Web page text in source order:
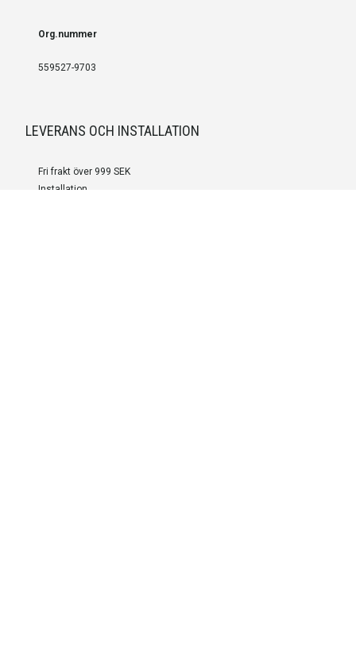
Org.nummer
559527-9703
LEVERANS OCH INSTALLATION
Fri frakt över 999 SEK
Installation